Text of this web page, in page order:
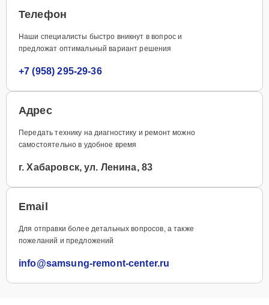
Телефон
Наши специалисты быстро вникнут в вопрос и
предложат оптимальный вариант решения
+7 (958) 295-29-36
Адрес
Передать технику на диагностику и ремонт можно
самостоятельно в удобное время
г. Хабаровск, ул. Ленина, 83
Email
Для отправки более детальных вопросов, а также
пожеланий и предложений
info@samsung-remont-center.ru